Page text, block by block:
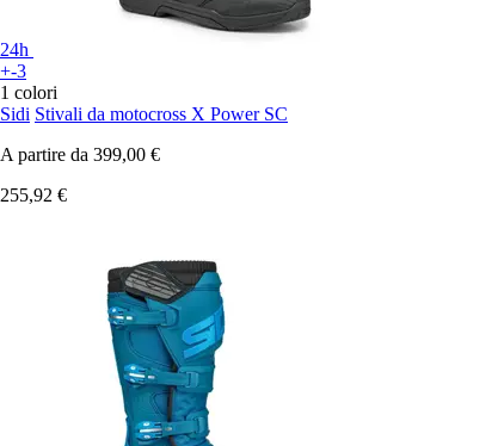
24h
+-3
1 colori
Sidi Stivali da motocross X Power SC
A partire da 399,00 €
255,92 €